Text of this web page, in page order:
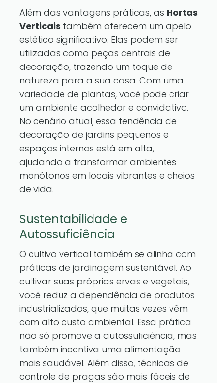
Além das vantagens práticas, as Hortas
Verticais também oferecem um apelo
estético significativo. Elas podem ser
utilizadas como peças centrais de
decoração, trazendo um toque de
natureza para a sua casa. Com uma
variedade de plantas, você pode criar
um ambiente acolhedor e convidativo.
No cenário atual, essa tendência de
decoração de jardins pequenos e
espaços internos está em alta,
ajudando a transformar ambientes
monótonos em locais vibrantes e cheios
de vida.
Sustentabilidade e
Autossuficiência
O cultivo vertical também se alinha com
práticas de jardinagem sustentável. Ao
cultivar suas próprias ervas e vegetais,
você reduz a dependência de produtos
industrializados, que muitas vezes vêm
com alto custo ambiental. Essa prática
não só promove a autossuficiência, mas
também incentiva uma alimentação
mais saudável. Além disso, técnicas de
controle de pragas são mais fáceis de